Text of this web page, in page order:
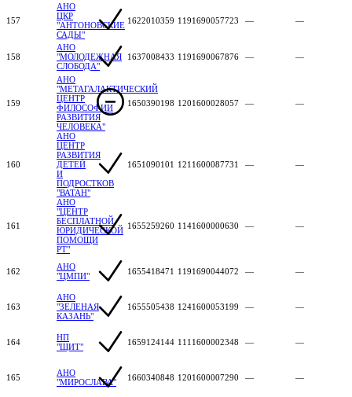
157
АНО
ЦКР
"АНТОНОВСКИЕ
САДЫ"
1622010359 1191690057723 — —
158
АНО
"МОЛОДЕЖНАЯ
СЛОБОДА"
1637008433 1191690067876 — —
159
АНО
"МЕТАГАЛАКТИЧЕСКИЙ
ЦЕНТР
ФИЛОСОФИИ
РАЗВИТИЯ
ЧЕЛОВЕКА"
1650390198 1201600028057 — —
160
АНО
ЦЕНТР
РАЗВИТИЯ
ДЕТЕЙ
И
ПОДРОСТКОВ
"ВАТАН"
1651090101 1211600087731 — —
161
АНО
"ЦЕНТР
БЕСПЛАТНОЙ
ЮРИДИЧЕСКОЙ
ПОМОЩИ
РТ"
1655259260 1141600000630 — —
162
АНО
"ЦМПИ"
1655418471 1191690044072 — —
163
АНО
"ЗЕЛЕНАЯ
КАЗАНЬ"
1655505438 1241600053199 — —
164
НП
"ЩИТ"
1659124144 1111600002348 — —
165
АНО
"МИРОСЛАВА"
1660340848 1201600007290 — —